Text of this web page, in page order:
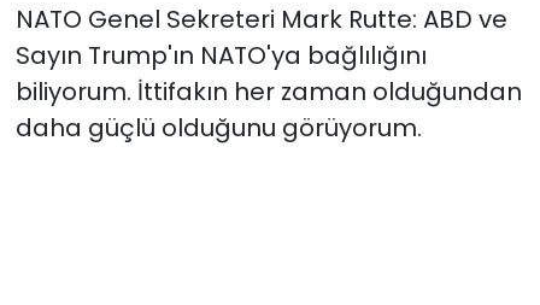
NATO Genel Sekreteri Mark Rutte: ABD ve
Sayın Trump'ın NATO'ya bağlılığını
biliyorum. İttifakın her zaman olduğundan
daha güçlü olduğunu görüyorum.